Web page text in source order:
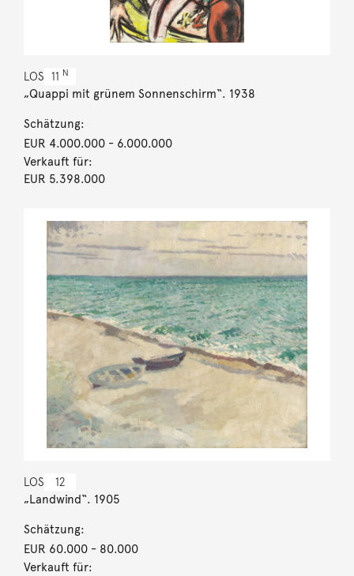
LOS 11 N
„Quappi mit grünem Sonnenschirm“. 1938
Schätzung:
EUR 4.000.000- 6.000.000
Verkauft für:
EUR 5.398.000
LOS 12
„Landwind“. 1905
Schätzung:
EUR 60.000- 80.000
Verkauft für: